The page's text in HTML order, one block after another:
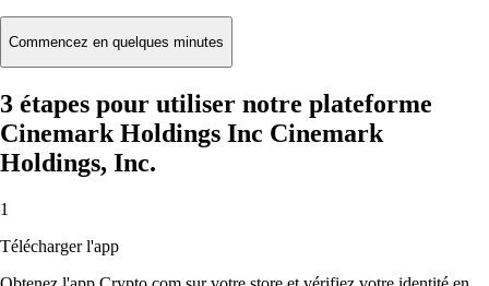
Commencez en quelques minutes
3 étapes pour utiliser notre plateforme
Cinemark Holdings Inc Cinemark
Holdings, Inc.
1
Télécharger l'app